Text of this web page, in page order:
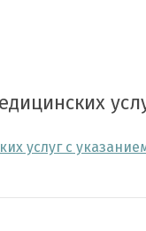
услуг с